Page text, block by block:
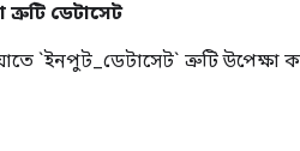
ত্রুটি ডেটাসেট
`ইনপুট_ডেটাসেট` ত্রুটি উপেক্ষা